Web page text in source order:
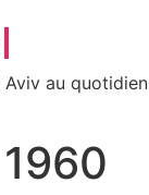
Aviv au quotidien